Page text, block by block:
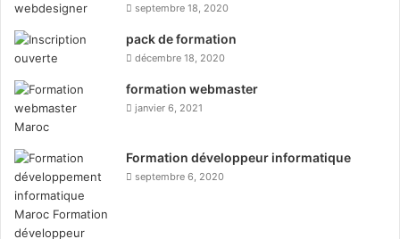
septembre 18, 2020
pack de formation
décembre 18, 2020
formation webmaster
janvier 6, 2021
Formation développeur informatique
septembre 6, 2020